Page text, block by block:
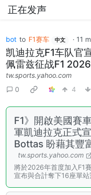
正在发声
bot to F1赛车 中文 · 11
凯迪拉克F1车队官
佩雷兹征战F1
tw.sports.yahoo.com
0
4
F1》開啟美國賽
軍凱迪拉克正式
Bottas 盼藉其豐
tw.sports.yahoo.com
將於2026年首度加入F1
宣布與合計奪下16座單